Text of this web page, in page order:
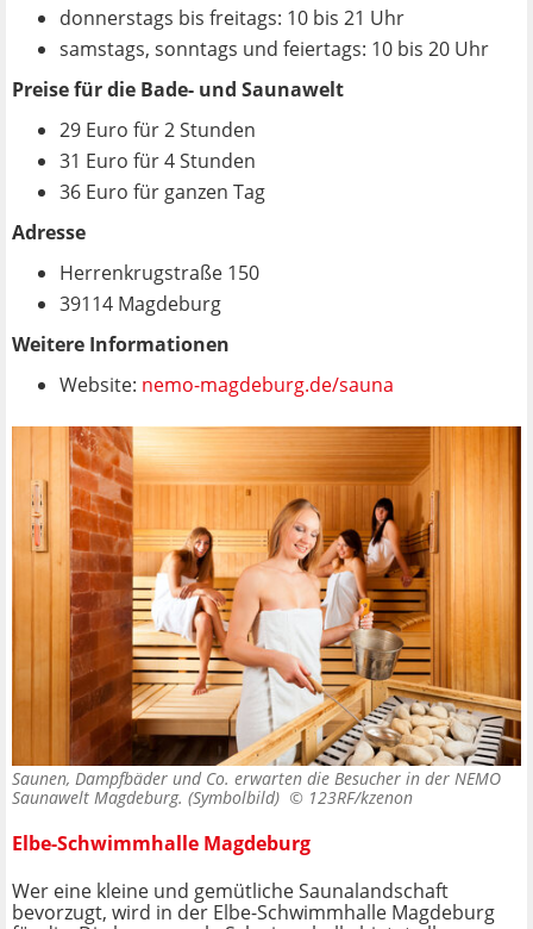
donnerstags bis freitags: 10 bis 21 Uhr
samstags, sonntags und feiertags: 10 bis 20 Uhr
Preise für die Bade- und Saunawelt
29 Euro für 2 Stunden
31 Euro für 4 Stunden
36 Euro für ganzen Tag
Adresse
Herrenkrugstraße 150
39114 Magdeburg
Weitere Informationen
Website: nemo-magdeburg.de/sauna
Saunen, Dampfbäder und Co. erwarten die Besucher in der NEMO
Saunawelt Magdeburg. (Symbolbild) © 123RF/kzenon
Elbe-Schwimmhalle Magdeburg
Wer eine kleine und gemütliche Saunalandschaft
bevorzugt, wird in der Elbe-Schwimmhalle Magdeburg